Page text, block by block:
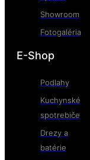
Showroom
Fotogaléria
E-Shop
Podlahy
Kuchynské
spotrebiče
Drezy a
batérie